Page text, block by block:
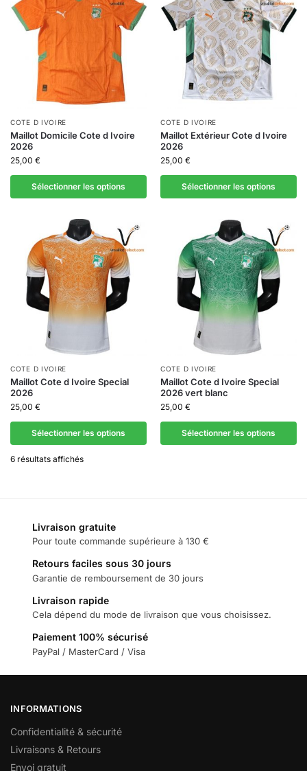
COTE D IVOIRE
Maillot Domicile Cote d Ivoire
2026
25,00 €
Sélectionner les options
COTE D IVOIRE
Maillot Extérieur Cote d Ivoire
2026
25,00 €
Sélectionner les options
COTE D IVOIRE
Maillot Cote d Ivoire Special
2026
25,00 €
Sélectionner les options
COTE D IVOIRE
Maillot Cote d Ivoire Special
2026 vert blanc
25,00 €
Sélectionner les options
6 résultats affichés
Livraison gratuite
Pour toute commande supérieure à 130 €
Retours faciles sous 30 jours
Garantie de remboursement de 30 jours
Livraison rapide
Cela dépend du mode de livraison que vous choisissez.
Paiement 100% sécurisé
PayPal / MasterCard / Visa
INFORMATIONS
Confidentialité & sécurité
Livraisons & Retours
Envoi gratuit